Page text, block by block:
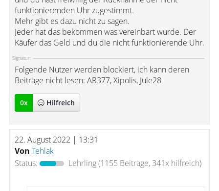
funktionierenden Uhr zugestimmt.
Mehr gibt es dazu nicht zu sagen.
Jeder hat das bekommen was vereinbart wurde. Der
Käufer das Geld und du die nicht funktionierende Uhr.
Signatur:
Folgende Nutzer werden blockiert, ich kann deren
Beiträge nicht lesen: AR377, Xipolis, Jule28
0x Hilfreich
22. August 2022 | 13:31
Von Tehlak
Status:
Lehrling(1155 Beiträge, 341x hilfreich)